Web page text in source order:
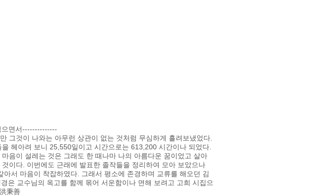
면서--------------
그것이 나와는 아무런 상관이 없는 것처럼 무심하게 흘려보냈었다.
헤아려 보니 25,550일이고 시간으로는 613,200 시간이나 되었다.
음이 설레는 것은 그래도 한 때나마 나의 아름다운 꿈이었고 살아
이다. 이번에도 근래에 발표한 졸작들을 정리하여 모아 보았으나
서 마음이 착잡하였다. 그래서 평소에 존경하며 교류를 해오던 김
은 교수님의 옥고를 함께 몪어 서운함이나 면해 보려고 고희 시집으
秉善